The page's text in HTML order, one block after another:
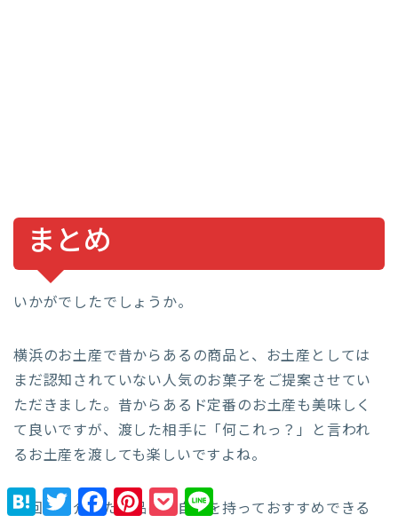
まとめ
いかがでしたでしょうか。
横浜のお土産で昔からあるの商品と、お土産としては
まだ認知されていない人気のお菓子をご提案させてい
ただきました。昔からあるド定番のお土産も美味しく
て良いですが、渡した相手に「何これっ？」と言われ
るお土産を渡しても楽しいですよね。
今回ご紹介した商品は、自信を持っておすすめできる
H
a
T
w
F
a
P
i
P
o i